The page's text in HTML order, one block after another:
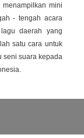
menampilkan mini
- tengah acara
daerah yang
satu cara untuk
seni suara kepada